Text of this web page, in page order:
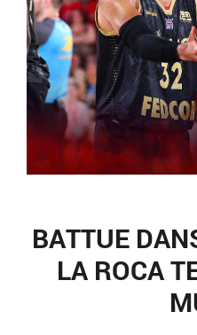
BATTUE
LA ROCA